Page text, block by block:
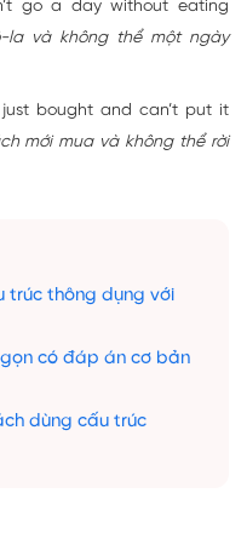
go a day without eating
la và không thể một ngày
bought and can’t put it
mới mua và không thể rời
trúc thông dụng với
có đáp án cơ bản
dùng cấu trúc